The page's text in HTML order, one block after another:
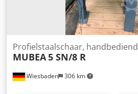
Wiesbaden 306 km
Profielstaalschaar, handbediend
MUBEA5 SN/8 R